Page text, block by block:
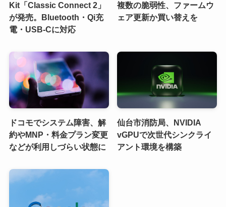
Kit「Classic Connect 2」
が発売。Bluetooth・Qi充
電・USB-Cに対応
複数の脆弱性、ファームウ
ェア更新か買い替えを
ドコモでシステム障害、解
約やMNP・料金プラン変更
などが利用しづらい状態に
仙台市消防局、NVIDIA
vGPUで次世代シンクライ
アント環境を構築